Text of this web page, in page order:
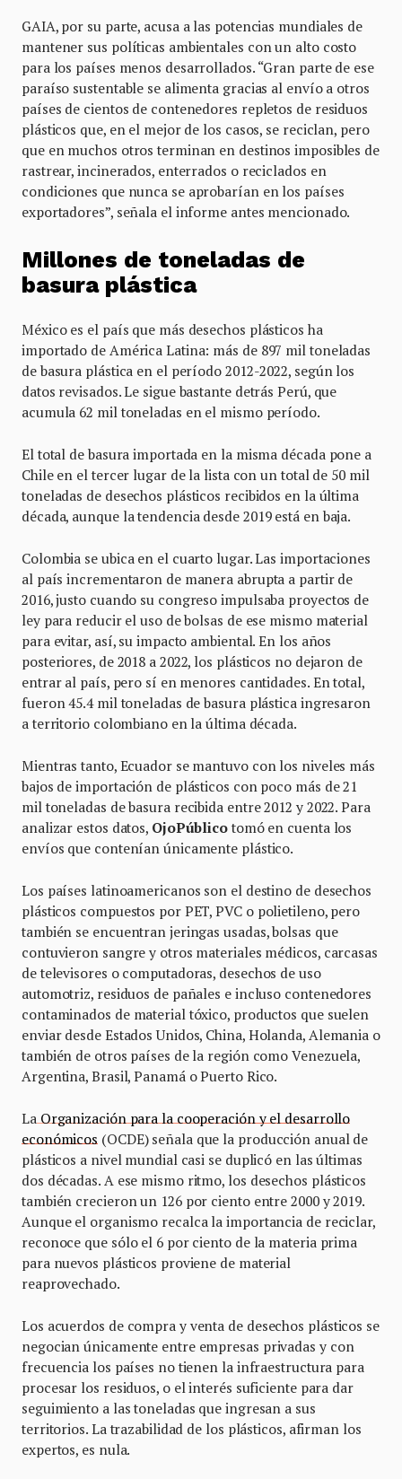
GAIA, por su parte, acusa a las potencias mundiales de
mantener sus políticas ambientales con un alto costo
para los países menos desarrollados. “Gran parte de ese
paraíso sustentable se alimenta gracias al envío a otros
países de cientos de contenedores repletos de residuos
plásticos que, en el mejor de los casos, se reciclan, pero
que en muchos otros terminan en destinos imposibles de
rastrear, incinerados, enterrados o reciclados en
condiciones que nunca se aprobarían en los países
exportadores”, señala el informe antes mencionado.
Millones de toneladas de
basura plástica
México es el país que más desechos plásticos ha
importado de América Latina: más de 897 mil toneladas
de basura plástica en el período 2012-2022, según los
datos revisados. Le sigue bastante detrás Perú, que
acumula 62 mil toneladas en el mismo período.
El total de basura importada en la misma década pone a
Chile en el tercer lugar de la lista con un total de 50 mil
toneladas de desechos plásticos recibidos en la última
década, aunque la tendencia desde 2019 está en baja.
Colombia se ubica en el cuarto lugar. Las importaciones
al país incrementaron de manera abrupta a partir de
2016, justo cuando su congreso impulsaba proyectos de
ley para reducir el uso de bolsas de ese mismo material
para evitar, así, su impacto ambiental. En los años
posteriores, de 2018 a 2022, los plásticos no dejaron de
entrar al país, pero sí en menores cantidades. En total,
fueron 45.4 mil toneladas de basura plástica ingresaron
a territorio colombiano en la última década.
Mientras tanto, Ecuador se mantuvo con los niveles más
bajos de importación de plásticos con poco más de 21
mil toneladas de basura recibida entre 2012 y 2022. Para
analizar estos datos, OjoPúblicotomó en cuenta los
envíos que contenían únicamente plástico.
Los países latinoamericanos son el destino de desechos
plásticos compuestos por PET, PVC o polietileno, pero
también se encuentran jeringas usadas, bolsas que
contuvieron sangre y otros materiales médicos, carcasas
de televisores o computadoras, desechos de uso
automotriz, residuos de pañales e incluso contenedores
contaminados de material tóxico, productos que suelen
enviar desde Estados Unidos, China, Holanda, Alemania o
también de otros países de la región como Venezuela,
Argentina, Brasil, Panamá o Puerto Rico.
LaOrganización para la cooperación y el desarrollo
económicos (OCDE) señala que la producción anual de
plásticos a nivel mundial casi se duplicó en las últimas
dos décadas. A ese mismo ritmo, los desechos plásticos
también crecieron un 126 por ciento entre 2000 y 2019.
Aunque el organismo recalca la importancia de reciclar,
reconoce que sólo el 6 por ciento de la materia prima
para nuevos plásticos proviene de material
reaprovechado.
Los acuerdos de compra y venta de desechos plásticos se
negocian únicamente entre empresas privadas y con
frecuencia los países no tienen la infraestructura para
procesar los residuos, o el interés suficiente para dar
seguimiento a las toneladas que ingresan a sus
territorios. La trazabilidad de los plásticos, afirman los
expertos, es nula.